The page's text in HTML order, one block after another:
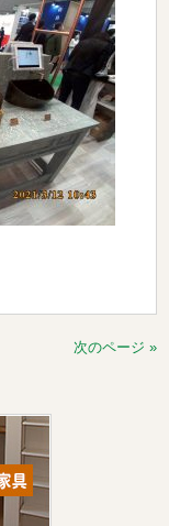
次のページ »